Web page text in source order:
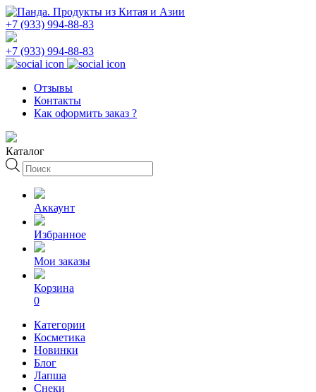
+7 (933) 994-88-83
+7 (933) 994-88-83
Отзывы
Контакты
Как оформить заказ ?
Каталог
Поиск
товаров
Аккаунт
Избранное
Мои заказы
Корзина
0
Категории
Косметика
Новинки
Блог
Лапша
Снеки